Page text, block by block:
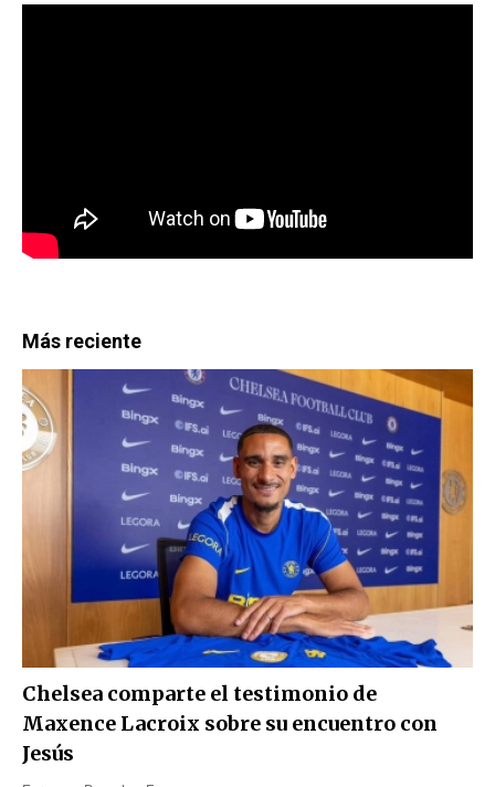
Más reciente
Chelsea comparte el testimonio de
Maxence Lacroix sobre su encuentro con
Jesús